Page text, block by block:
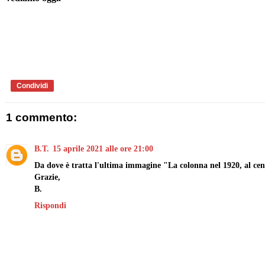
Condividi
1 commento:
B.T. 15 aprile 2021 alle ore 21:00
Da dove è tratta l'ultima immagine "La colonna nel 1920, al
Grazie,
B.
Rispondi